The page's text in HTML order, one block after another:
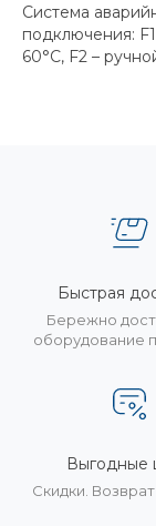
Система
подключения:
60°C, F2 –
Быстрая
Бережно
оборудование
Выгодные
Скидки.